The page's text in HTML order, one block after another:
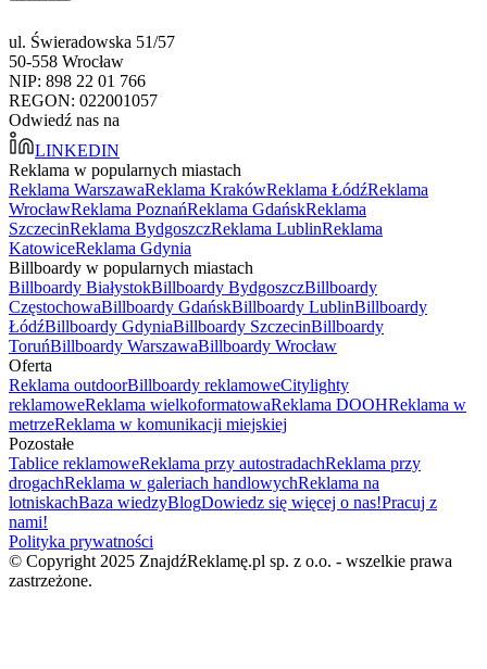
ul. Świeradowska 51/57
50-558 Wrocław
NIP: 898 22 01 766
REGON: 022001057
Odwiedź nas na
LINKEDIN
Reklama w popularnych miastach
Reklama WarszawaReklama KrakówReklama ŁódźReklama
WrocławReklama PoznańReklama GdańskReklama
SzczecinReklama BydgoszczReklama LublinReklama
KatowiceReklama Gdynia
Billboardy w popularnych miastach
Billboardy BiałystokBillboardy BydgoszczBillboardy
CzęstochowaBillboardy GdańskBillboardy LublinBillboardy
ŁódźBillboardy GdyniaBillboardy SzczecinBillboardy
ToruńBillboardy WarszawaBillboardy Wrocław
Oferta
Reklama outdoorBillboardy reklamoweCitylighty
reklamoweReklama wielkoformatowaReklama DOOHReklama w
metrzeReklama w komunikacji miejskiej
Pozostałe
Tablice reklamoweReklama przy autostradachReklama przy
drogachReklama w galeriach handlowychReklama na
lotniskachBaza wiedzyBlogDowiedz się więcej o nas!Pracuj z
nami!
Polityka prywatności
© Copyright 2025 ZnajdźReklamę.pl sp. z o.o. - wszelkie prawa
zastrzeżone.